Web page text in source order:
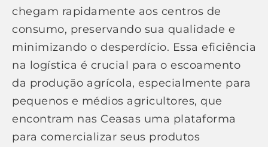
chegam rapidamente aos centros de
consumo, preservando sua qualidade e
minimizando o desperdício. Essa eficiência
na logística é crucial para o escoamento
da produção agrícola, especialmente para
pequenos e médios agricultores, que
encontram nas Ceasas uma plataforma
para comercializar seus produtos